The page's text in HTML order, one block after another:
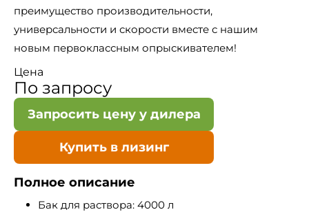
преимущество производительности,
универсальности и скорости вместе с нашим
новым первоклассным опрыскивателем!
Цена
По запросу
Запросить цену у дилера
Купить в лизинг
Полное описание
Бак для раствора: 4000 л